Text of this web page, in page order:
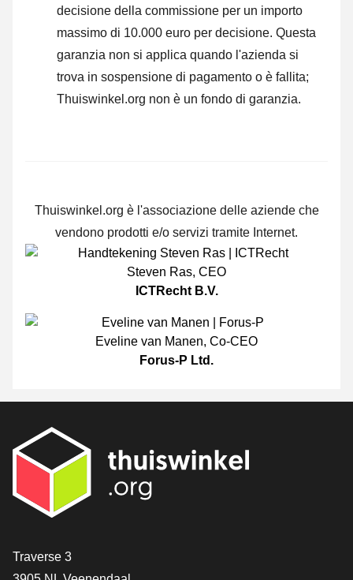
decisione della commissione per un importo
massimo di 10.000 euro per decisione. Questa
garanzia non si applica quando l'azienda si
trova in sospensione di pagamento o è fallita;
Thuiswinkel.org non è un fondo di garanzia.
Thuiswinkel.org è l'associazione delle aziende che
vendono prodotti e/o servizi tramite Internet.
Steven Ras, CEO
ICTRecht B.V.
Eveline van Manen, Co-CEO
Forus-P Ltd.
[_General:Contact]
Traverse 3